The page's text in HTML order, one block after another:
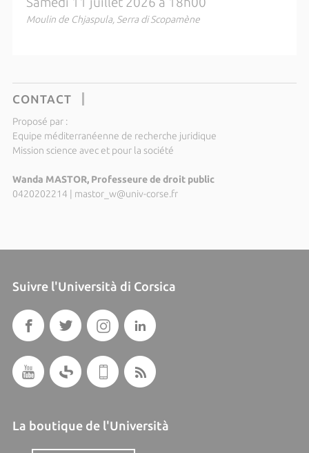
Moulin de Chjaspula, Serra di Scopamène
CONTACT
Proposé par :
Equipe méditerranéenne de recherche juridique
Mission science avec et pour la société
Wanda MASTOR, Professeure de droit public
0420202214
mastor_w@univ-corse.fr
Suivre l'Università di Corsica
La boutique de l'Università